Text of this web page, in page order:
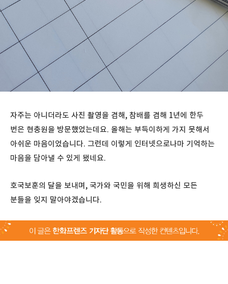
자주는 아니더라도 사진 촬영을 겸해, 참배를 겸해 1년에 한두
번은 현충원을 방문했었는데요. 올해는 부득이하게 가지 못해서
아쉬운 마음이었습니다. 그런데 이렇게 인터넷으로나마 기억하는
마음을 담아낼 수 있게 됐네요.
호국보훈의 달을 보내며, 국가와 국민을 위해 희생하신 모든
분들을 잊지 말아야겠습니다.